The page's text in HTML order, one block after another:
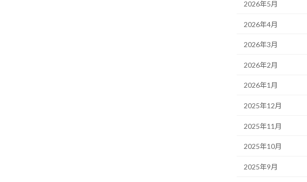
2026年5月
2026年4月
2026年3月
2026年2月
2026年1月
2025年12月
2025年11月
2025年10月
2025年9月